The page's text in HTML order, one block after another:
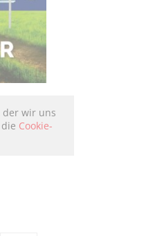
der wir uns
Cookie-